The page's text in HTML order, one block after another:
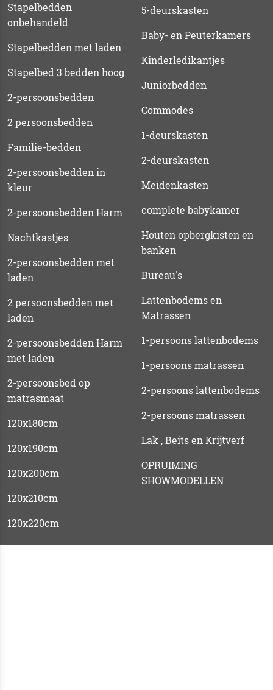
Stapelbedden
onbehandeld
Stapelbedden met laden
Stapelbed 3 bedden hoog
2-persoonsbedden
2 persoonsbedden
Familie-bedden
2-persoonsbedden in
kleur
2-persoonsbedden Harm
Nachtkastjes
2-persoonsbedden met
laden
2 persoonsbedden met
laden
2-persoonsbedden Harm
met laden
2-persoonsbed op
matrasmaat
120x180cm
120x190cm
120x200cm
120x210cm
120x220cm
5-deurskasten
Baby- en Peuterkamers
Kinderledikantjes
Juniorbedden
Commodes
1-deurskasten
2-deurskasten
Meidenkasten
complete babykamer
Houten opbergkisten en
banken
Bureau's
Lattenbodems en
Matrassen
1-persoons lattenbodems
1-persoons matrassen
2-persoons lattenbodems
2-persoons matrassen
Lak , Beits en Krijtverf
OPRUIMING
SHOWMODELLEN